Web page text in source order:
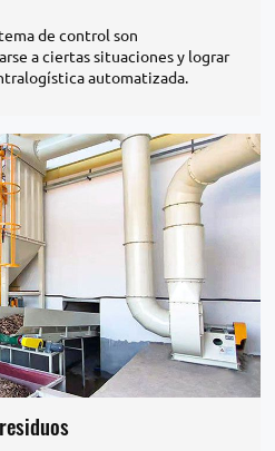
de control son
a ciertas situaciones y lograr
automatizada.